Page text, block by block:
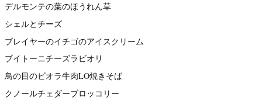
デルモンテの葉のほうれん草
シェルとチーズ
ブレイヤーのイチゴのアイスクリーム
ブイトーニチーズラビオリ
鳥の目のビオラ牛肉LO焼きそば
クノールチェダーブロッコリー